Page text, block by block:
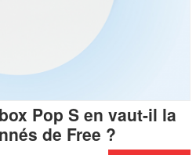
Pop S en vaut-il la
de Free ?